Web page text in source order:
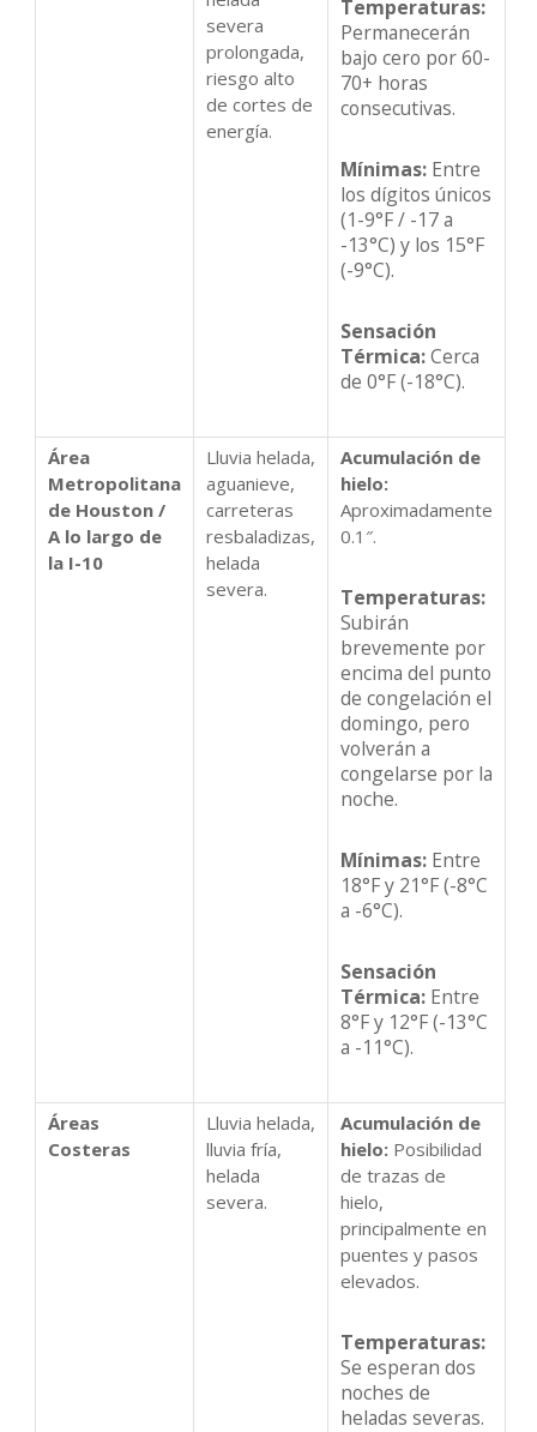
severa
prolongada,
riesgo alto
de cortes de
energía.
Temperaturas:
Permanecerán
bajo cero por 60-
70+ horas
consecutivas.
Mínimas: Entre
los dígitos únicos
(1-9°F / -17 a
-13°C) y los 15°F
(-9°C).
Sensación
Térmica:Cerca
de 0°F (-18°C).
Área
Metropolitana
de Houston /
A lo largo de
la I-10
Lluvia helada,
aguanieve,
carreteras
resbaladizas,
helada
severa.
Acumulación de
hielo:
Aproximadamente
0.1″.
Temperaturas:
Subirán
brevemente por
encima del punto
de congelación el
domingo, pero
volverán a
congelarse por la
noche.
Mínimas: Entre
18°F y 21°F (-8°C
a -6°C).
Sensación
Térmica: Entre
8°F y 12°F (-13°C
a -11°C).
Áreas
Costeras
Lluvia helada,
lluvia fría,
helada
severa.
Acumulación de
hielo: Posibilidad
de trazas de
hielo,
principalmente en
puentes y pasos
elevados.
Temperaturas:
Se esperan dos
noches de
heladas severas.